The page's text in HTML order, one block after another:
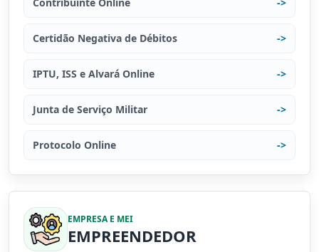
Contribuinte Online ->
Certidão Negativa de Débitos ->
IPTU, ISS e Alvará Online ->
Junta de Serviço Militar ->
Protocolo Online ->
EMPRESA E MEI
EMPREENDEDOR